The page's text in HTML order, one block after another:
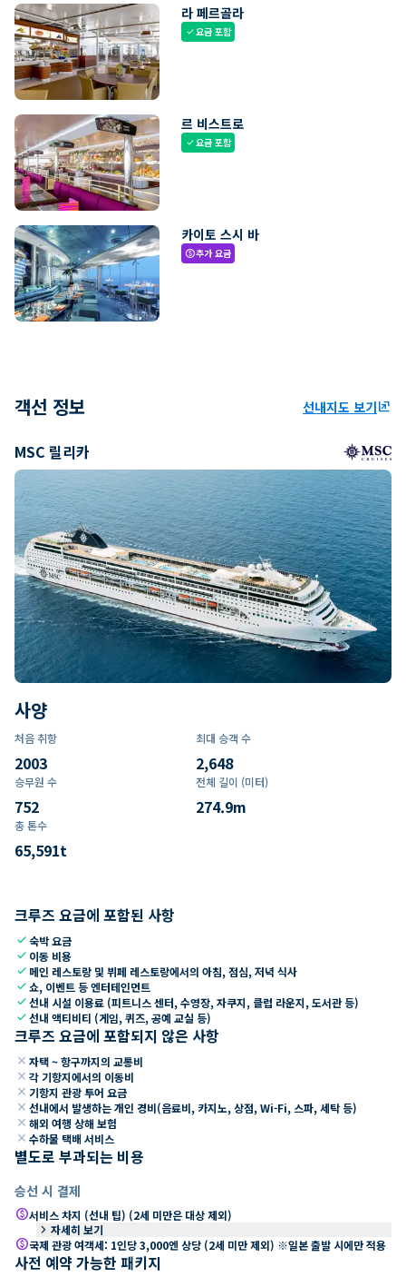
라 페르골라
check요금 포함
르 비스트로
check요금 포함
카이토 스시 바
paid추가 요금
객선 정보 선내지도 보기ungroup
MSC 릴리카
사양
처음 취항
2003
최대 승객 수
2,648
승무원 수
752
전체 길이 (미터)
274.9m
총 톤수
65,591t
크루즈 요금에 포함된 사항
check숙박 요금
check 이동 비용
check 메인 레스토랑 및 뷔페 레스토랑에서의 아침, 점심, 저녁 식사
check쇼, 이벤트 등 엔터테인먼트
check선내 시설 이용료 (피트니스 센터, 수영장, 자쿠지, 클럽 라운지, 도서관 등)
check선내 액티비티 (게임, 퀴즈, 공예 교실 등)
크루즈 요금에 포함되지 않은 사항
close 자택 ~ 항구까지의 교통비
close 각 기항지에서의 이동비
close 기항지 관광 투어 요금
close 선내에서 발생하는 개인 경비(음료비, 카지노, 상점, Wi-Fi, 스파, 세탁 등)
close 해외 여행 상해 보험
close 수하물 택배 서비스
별도로 부과되는 비용
승선 시 결제
paid서비스 차지 (선내 팁) (2세 미만은 대상 제외)
keyboard_arrow_right 자세히 보기
paid국제 관광 여객세: 1인당 3,000엔 상당 (2세 미만 제외) ※일본 출발 시에만 적용
사전 예약 가능한 패키지